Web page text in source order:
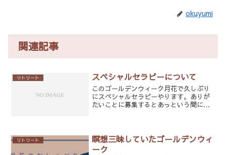
okuyumi
関連記事
リトリート スペシャルセラピーについて
このゴールデンウィーク月花で久しぶり
にスペシャルセラピーやります。ありが
たいことに募集するとあっという間にい
っています。なので、前の...
リトリート
瞑想三昧していたゴールデンウィ
ーク